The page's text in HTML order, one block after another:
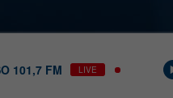
101,7 FM LIVE